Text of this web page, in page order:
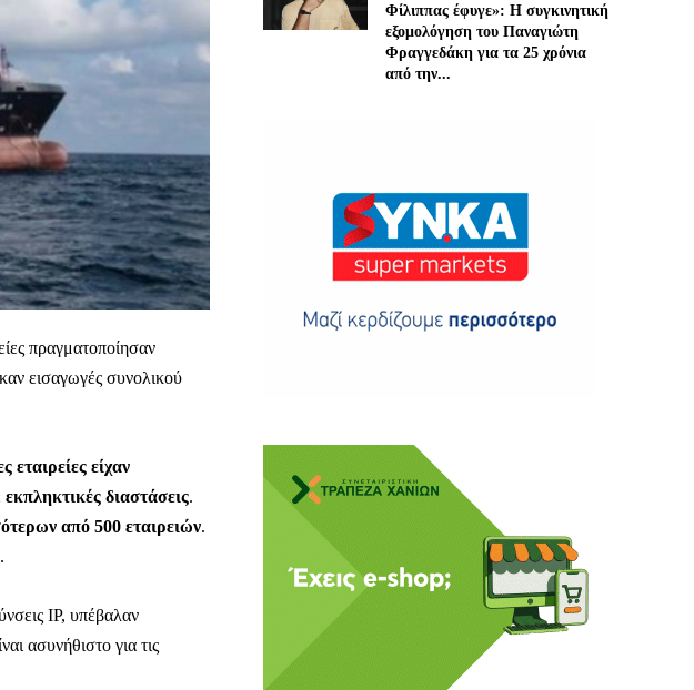
της Κρήτης
σας | Κάντε μια δωρεά
διαβάζεις δωρεάν. Η ενημέρωση πρέπει να
πραγματοποίησαν
εισαγωγές συνολικού
εταιρείες είχαν
εκπληκτικές διαστάσεις.
από 500 εταιρειών.
IP, υπέβαλαν
ασυνήθιστο για τις
Φίλιππας έφυγε»: Η συγκινητική
εξομολόγηση του Παναγιώτη
Φραγγεδάκη για τα 25 χρόνια
από την...